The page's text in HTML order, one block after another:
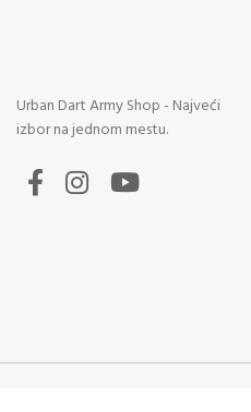
Urban Dart Army Shop - Najveći
izbor na jednom mestu.